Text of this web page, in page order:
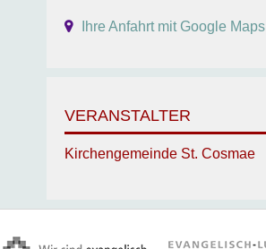
Ihre Anfahrt mit Google Maps
VERANSTALTER
Kirchengemeinde St. Cosmae